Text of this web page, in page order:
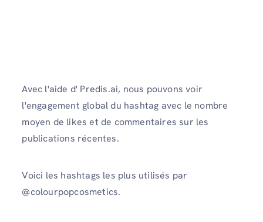
Avec l'aide d' Predis.ai, nous pouvons voir
l'engagement global du hashtag avec le nombre
moyen de likes et de commentaires sur les
publications récentes.
Voici les hashtags les plus utilisés par
@colourpopcosmetics.